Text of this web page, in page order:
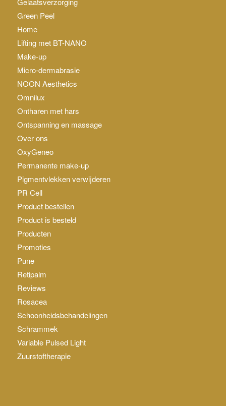
Green Peel
Home
Lifting met BT-NANO
Make-up
Micro-dermabrasie
NOON Aesthetics
Omnilux
Ontharen met hars
Ontspanning en massage
Over ons
OxyGeneo
Permanente make-up
Pigmentvlekken verwijderen
PR Cell
Product bestellen
Product is besteld
Producten
Promoties
Pune
Retipalm
Reviews
Rosacea
Schoonheidsbehandelingen
Schrammek
Variable Pulsed Light
Zuurstoftherapie